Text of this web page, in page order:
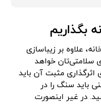
بگذاریم
علاوه بر زیباسازی
سلامتی‌تان خواهد
مثبت آن باید
باید سنگ را در
در غیر اینصورت